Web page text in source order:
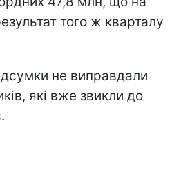
того ж кварталу
не виправдали
які вже звикли до